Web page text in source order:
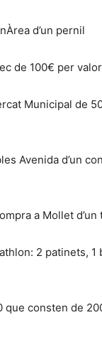
d’un pernil
100€ per valor
Municipal de
Avenida d’un
a Mollet d’un
2 patinets, 1
consten de